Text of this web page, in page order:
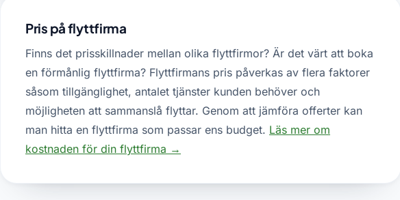
Pris på flyttfirma
Finns det prisskillnader mellan olika flyttfirmor? Är det värt att boka
en förmånlig flyttfirma? Flyttfirmans pris påverkas av flera faktorer
såsom tillgänglighet, antalet tjänster kunden behöver och
möjligheten att sammanslå flyttar. Genom att jämföra offerter kan
man hitta en flyttfirma som passar ens budget. Läs mer om
kostnaden för din flyttfirma →